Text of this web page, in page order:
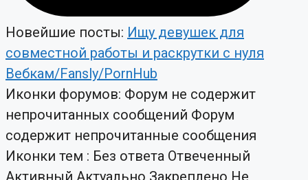
Новейшие посты: Ищу девушек для
совместной работы и раскрутки с нуля
Вебкам/Fansly/PornHub
Иконки форумов: Форум не содержит
непрочитанных сообщений Форум
содержит непрочитанные сообщения
Иконки тем : Без ответа Отвеченный
Активный Актуально Закреплено Не